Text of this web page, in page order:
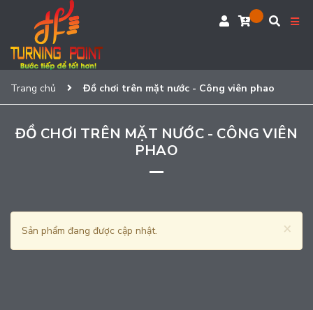
Trang chủ Đồ chơi trên mặt nước - Công viên phao
ĐỒ CHƠI TRÊN MẶT NƯỚC - CÔNG VIÊN
PHAO
×
Sản phẩm đang được cập nhật.